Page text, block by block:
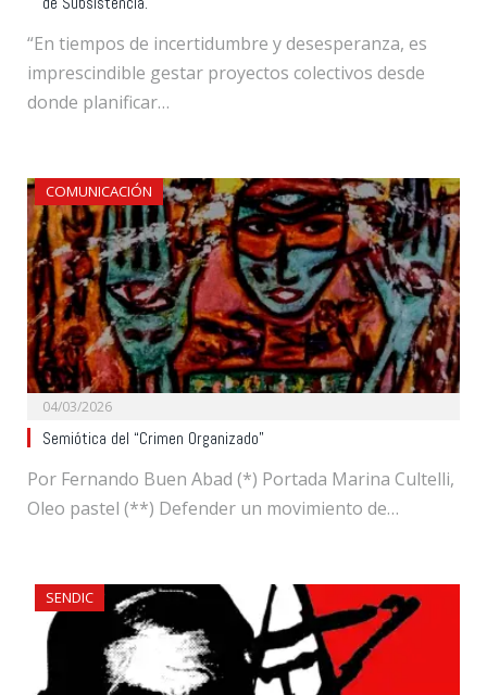
“En tiempos de incertidumbre y desesperanza, es
imprescindible gestar proyectos colectivos desde
donde planificar…
COMUNICACIÓN
04/03/2026
Semiótica del “Crimen Organizado”
Por Fernando Buen Abad (*) Portada Marina Cultelli,
Oleo pastel (**) Defender un movimiento de…
SENDIC